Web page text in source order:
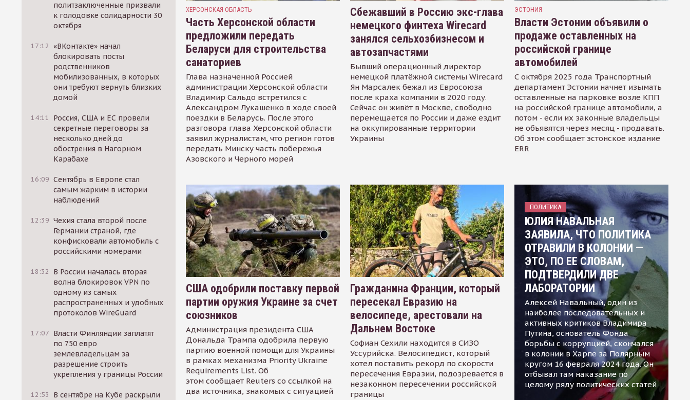
политзаключенные призвали
к голодовке солидарности 30
октября
17:12 «ВКонтакте» начал
блокировать посты
родственников
мобилизованных, в которых
они требуют вернуть близких
домой
14:11
Россия, США и ЕС провели
секретные переговоры за
несколько дней до
обострения в Нагорном
Карабахе
16:09 Сентябрь в Европе стал
самым жарким в истории
наблюдений
12:39 Чехия стала второй после
Германии страной, где
конфисковали автомобиль с
российскими номерами
18:32
В России началась вторая
волна блокировок VPN по
одному из самых
распространенных и удобных
протоколов WireGuard
17:07 Власти Финляндии заплатят
по 750 евро
землевладельцам за
разрешение строить
укрепления у границы России
12:53
В сентябре на Кубе раскрыли
ХЕРСОНСКАЯ ОБЛАСТЬ
Часть Херсонской области
предложили передать
Беларуси для строительства
санаториев
Глава назначенной Россией
администрации Херсонской области
Владимир Сальдо встретился с
Александром Лукашенко в ходе своей
поездки в Беларусь. После этого
разговора глава Херсонской области
заявил журналистам, что регион готов
передать Минску часть побережья
Азовского и Черного морей
Сбежавший в Россию экс-глава
немецкого финтеха Wirecard
занялся сельхозбизнесом и
автозапчастями
Бывший операционный директор
немецкой платёжной системы Wirecard
Ян Марсалек бежал из Евросоюза
после краха компании в 2020 году.
Сейчас он живёт в Москве, свободно
перемещается по России и даже ездит
на оккупированные территории
Украины
ЭСТОНИЯ
Власти Эстонии объявили о
продаже оставленных на
российской границе
автомобилей
С октября 2025 года Транспортный
департамент Эстонии начнет изымать
оставленные на парковке возле КПП
на российской границе автомобили, а
потом - если их законные владельцы
не объявятся через месяц - продавать.
Об этом сообщает эстонское издание
ERR
США одобрили поставку первой
партии оружия Украине за счет
союзников
Администрация президента США
Дональда Трампа одобрила первую
партию военной помощи для Украины
в рамках механизма Priority Ukraine
Requirements List. Об
этом сообщает Reuters со ссылкой на
два источника, знакомых с ситуацией
Гражданина Франции, который
пересекал Евразию на
велосипеде, арестовали на
Дальнем Востоке
Софиан Сехили находится в СИЗО
Уссурийска. Велосипедист, который
хотел поставить рекорд по скорости
пересечения Евразии, подозревается в
незаконном пересечении российской
границы
ПОЛИТИКА
ЮЛИЯ НАВАЛЬНАЯ
ЗАЯВИЛА, ЧТО ПОЛИТИКА
ОТРАВИЛИ В КОЛОНИИ —
ЭТО, ПО ЕЕ СЛОВАМ,
ПОДТВЕРДИЛИ ДВЕ
ЛАБОРАТОРИИ
Алексей Навальный, один из
наиболее последовательных и
активных критиков Владимира
Путина, основатель Фонда
борьбы с коррупцией, скончался
в колонии в Харпе за Полярным
кругом 16 февраля 2024 года. Он
отбывал там наказание по
целому ряду политических статей